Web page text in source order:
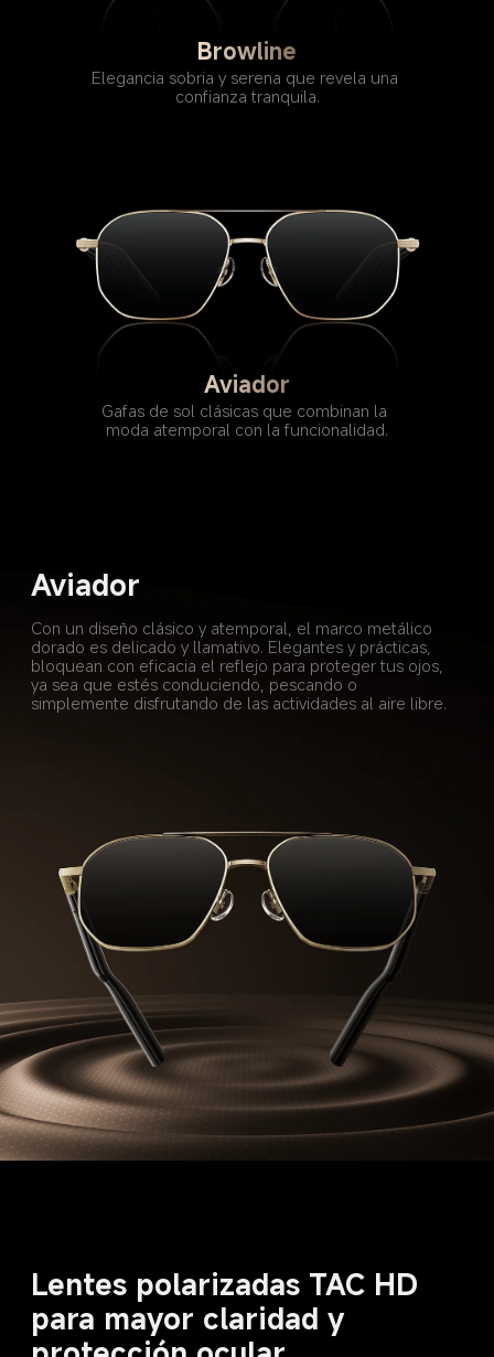
Browline
Elegancia sobria y serena que revela una
confianza tranquila.
Aviador
Gafas de sol clásicas que combinan la
moda atemporal con la funcionalidad.
Aviador
Con un diseño clásico y atemporal, el marco metálico
dorado es delicado y llamativo. Elegantes y prácticas,
bloquean con eficacia el reflejo para proteger tus ojos,
ya sea que estés conduciendo, pescando o
simplemente disfrutando de las actividades al aire libre.
Lentes polarizadas TAC HD
para mayor claridad y